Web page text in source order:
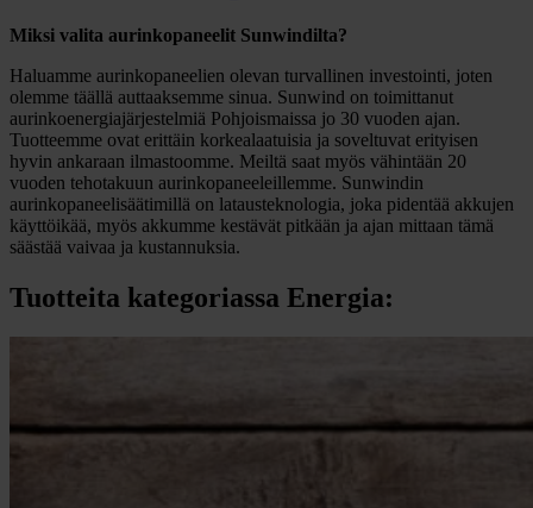
Miksi valita aurinkopaneelit Sunwindilta?
Haluamme aurinkopaneelien olevan turvallinen investointi, joten
olemme täällä auttaaksemme sinua. Sunwind on toimittanut
aurinkoenergiajärjestelmiä Pohjoismaissa jo 30 vuoden ajan.
Tuotteemme ovat erittäin korkealaatuisia ja soveltuvat erityisen
hyvin ankaraan ilmastoomme. Meiltä saat myös vähintään 20
vuoden tehotakuun aurinkopaneeleillemme. Sunwindin
aurinkopaneelisäätimillä on latausteknologia, joka pidentää akkujen
käyttöikää, myös akkumme kestävät pitkään ja ajan mittaan tämä
säästää vaivaa ja kustannuksia.
Tuotteita kategoriassa Energia: